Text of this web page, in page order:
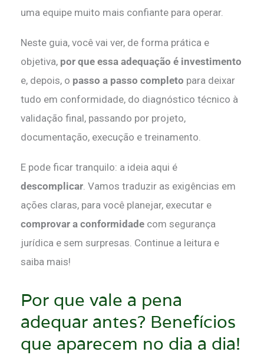
uma equipe muito mais confiante para operar.
Neste guia, você vai ver, de forma prática e
objetiva, por que essa adequação é investimento
e, depois, o passo a passo completo para deixar
tudo em conformidade, do diagnóstico técnico à
validação final, passando por projeto,
documentação, execução e treinamento.
E pode ficar tranquilo: a ideia aqui é
descomplicar. Vamos traduzir as exigências em
ações claras, para você planejar, executar e
comprovar a conformidade com segurança
jurídica e sem surpresas. Continue a leitura e
saiba mais!
Por que vale a pena
adequar antes? Benefícios
que aparecem no dia a dia!